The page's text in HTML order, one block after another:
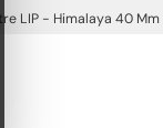
LIP - Himalaya 40